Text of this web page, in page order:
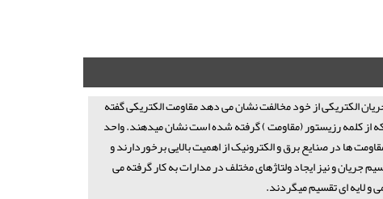
الکتریکی از خود مخالفت نشان می دهد مقاومت الکتریکی گفته
از کلمه رزیستور (مقاومت ) گرفته شده است نشان میدهند. واحد
ها در صنایع برق و الکترونیک از اهمیت بالایی برخوردارند و
جریان و نیز ایجاد ولتاژهای مختلف در مدارات به کار گرفته می
و لایه ای تقسیم میگردند.